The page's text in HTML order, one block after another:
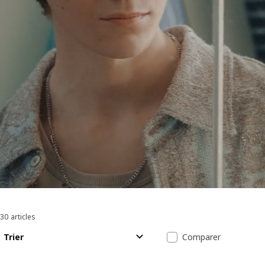
Trier et filtrer
30 articles
Trier Liste des
Comparer